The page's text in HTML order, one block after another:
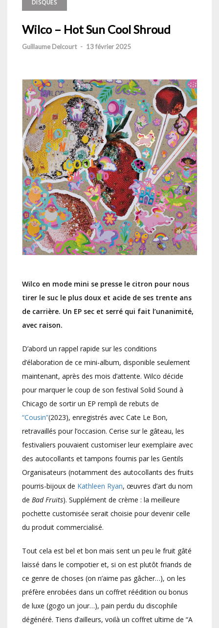
DISQUES
Wilco – Hot Sun Cool Shroud
Guillaume Delcourt - 13 février 2025
Wilco en mode mini se presse le citron pour nous
tirer le suc le plus doux et acide de ses trente ans
de carrière. Un EP sec et serré qui fait l’unanimité,
avec raison.
D’abord un rappel rapide sur les conditions
d’élaboration de ce mini-album, disponible seulement
maintenant, après des mois d’attente. Wilco décide
pour marquer le coup de son festival Solid Sound à
Chicago de sortir un EP rempli de rebuts de
“Cousin”(2023), enregistrés avec Cate Le Bon,
retravaillés pour l’occasion. Cerise sur le gâteau, les
festivaliers pouvaient customiser leur exemplaire avec
des autocollants et tampons fournis par les Gentils
Organisateurs (notamment des autocollants des fruits
pourris-bijoux de Kathleen Ryan, œuvres d’art du nom
de Bad Fruits). Supplément de crème : la meilleure
pochette customisée serait choisie pour devenir celle
du produit commercialisé.
Tout cela est bel et bon mais sent un peu le fruit gâté
laissé dans le compotier et, si on est plutôt friands de
ce genre de choses (on n’aime pas gâcher…), on les
préfère enrobées dans un coffret réédition ou bonus
de luxe (gogo un jour…), pain perdu du discophile
dégénéré. Tiens d’ailleurs, voilà un coffret ultime de “A